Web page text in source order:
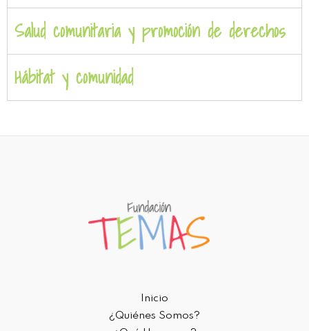
Salud comunitaria y promoción de derechos
Hábitat y comunidad
Inicio
¿Quiénes Somos?